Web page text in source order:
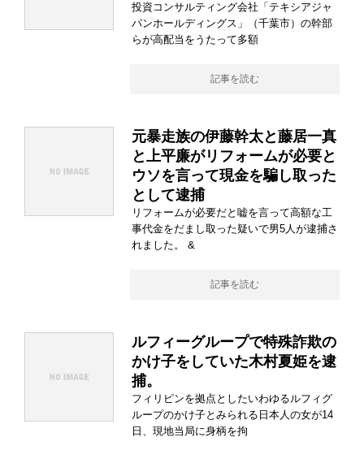
投資コンサルティング会社「テキシアジャ
パンホールディングス」（千葉市）の幹部
らが高配当をうたって多額
記事を読む
元暴走族の伊藤幹太と藤居一真
と上平廉がリフォームが必要と
ウソを言って現金を騙し取った
として逮捕
リフォームが必要だと嘘を言って高額な工
事代金をだまし取った疑いで男5人が逮捕さ
れました。 &
記事を読む
ルフィーグループで特殊詐欺の
かけ子をしていた木村夏姫を逮
捕。
フィリピンを拠点としたいわゆるルフィグ
ループのかけ子とみられる日本人の女が14
日、現地当局に身柄を拘